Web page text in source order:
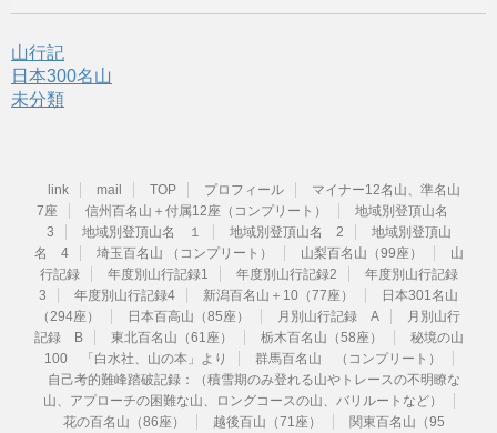
山行記
日本300名山
未分類
link mail TOP プロフィール
マイナー12名山、準名山
7座
信州百名山＋付属12座（コンプリート）
地域別登頂山名
3
地域別登頂山名 １ 地域別登頂山名 2
地域別登頂山
名 4
埼玉百名山 （コンプリート） 山梨百名山（99座）
山
行記録
年度別山行記録1 年度別山行記録2
年度別山行記録
3
年度別山行記録4 新潟百名山＋10（77座）
日本301名山
（294座）
日本百高山（85座） 月別山行記録 A
月別山行
記録 B
東北百名山（61座） 栃木百名山（58座）
秘境の山
100 「白水社、山の本」より
群馬百名山 （コンプリート）
自己考的難峰踏破記録：（積雪期のみ登れる山やトレースの不明瞭な
山、アプローチの困難な山、ロングコースの山、バリルートなど）
花の百名山（86座）
越後百山（71座） 関東百名山（95